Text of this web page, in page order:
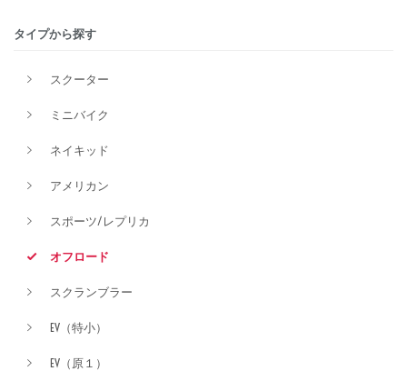
タイプから探す
スクーター
ミニバイク
ネイキッド
アメリカン
スポーツ/レプリカ
オフロード
スクランブラー
EV（特小）
EV（原１）
価格